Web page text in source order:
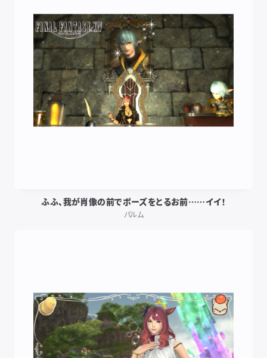
ふふ、我が肖像の前でポーズをとるお前……イイ！
パルム